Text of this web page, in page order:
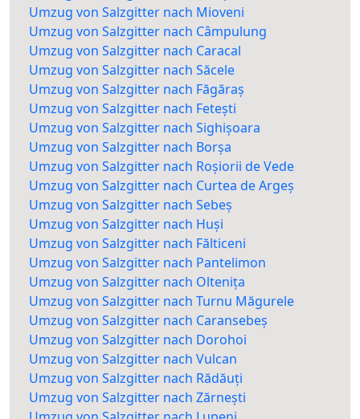
Umzug von Salzgitter nach Mioveni
Umzug von Salzgitter nach Câmpulung
Umzug von Salzgitter nach Caracal
Umzug von Salzgitter nach Săcele
Umzug von Salzgitter nach Făgăraș
Umzug von Salzgitter nach Fetești
Umzug von Salzgitter nach Sighișoara
Umzug von Salzgitter nach Borșa
Umzug von Salzgitter nach Roșiorii de Vede
Umzug von Salzgitter nach Curtea de Argeș
Umzug von Salzgitter nach Sebeș
Umzug von Salzgitter nach Huși
Umzug von Salzgitter nach Fălticeni
Umzug von Salzgitter nach Pantelimon
Umzug von Salzgitter nach Oltenița
Umzug von Salzgitter nach Turnu Măgurele
Umzug von Salzgitter nach Caransebeș
Umzug von Salzgitter nach Dorohoi
Umzug von Salzgitter nach Vulcan
Umzug von Salzgitter nach Rădăuți
Umzug von Salzgitter nach Zărnești